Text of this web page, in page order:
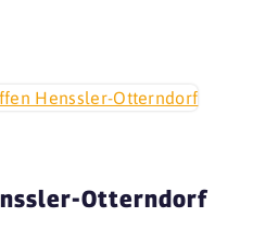
Otterndorf